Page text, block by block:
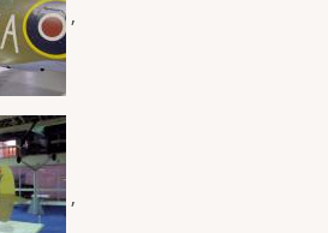
,
,